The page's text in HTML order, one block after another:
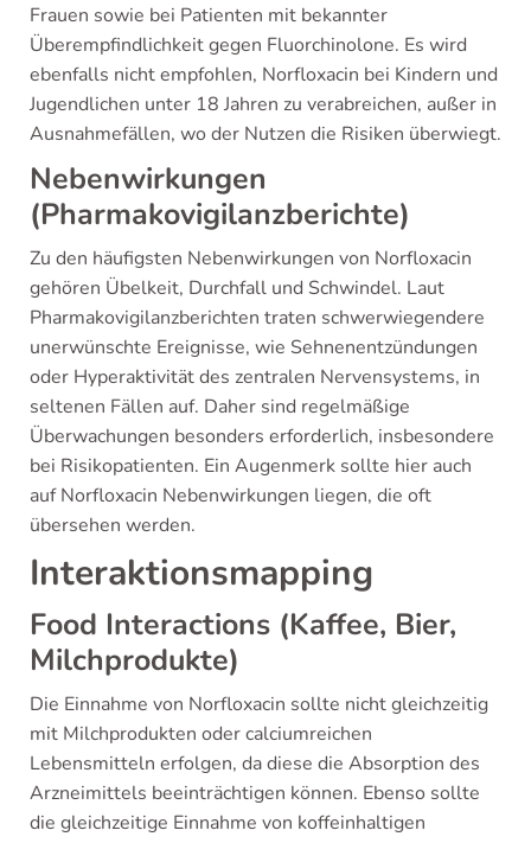
Frauen sowie bei Patienten mit bekannter
Überempfindlichkeit gegen Fluorchinolone. Es wird
ebenfalls nicht empfohlen, Norfloxacin bei Kindern und
Jugendlichen unter 18 Jahren zu verabreichen, außer in
Ausnahmefällen, wo der Nutzen die Risiken überwiegt.
Nebenwirkungen
(Pharmakovigilanzberichte)
Zu den häufigsten Nebenwirkungen von Norfloxacin
gehören Übelkeit, Durchfall und Schwindel. Laut
Pharmakovigilanzberichten traten schwerwiegendere
unerwünschte Ereignisse, wie Sehnenentzündungen
oder Hyperaktivität des zentralen Nervensystems, in
seltenen Fällen auf. Daher sind regelmäßige
Überwachungen besonders erforderlich, insbesondere
bei Risikopatienten. Ein Augenmerk sollte hier auch
auf Norfloxacin Nebenwirkungen liegen, die oft
übersehen werden.
Interaktionsmapping
Food Interactions (Kaffee, Bier,
Milchprodukte)
Die Einnahme von Norfloxacin sollte nicht gleichzeitig
mit Milchprodukten oder calciumreichen
Lebensmitteln erfolgen, da diese die Absorption des
Arzneimittels beeinträchtigen können. Ebenso sollte
die gleichzeitige Einnahme von koffeinhaltigen